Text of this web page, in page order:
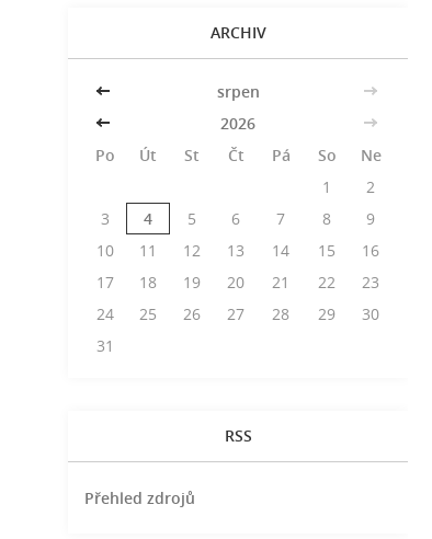
ARCHIV
<< srpen
>>
<<
2026
>>
Po
Út St Čt Pá So
Ne
1
2
3
4 5 6 7 8
9
10
11 12 13 14 15
16
17
18 19 20 21 22
23
24
25 26 27 28 29
30
31
RSS
Přehled zdrojů